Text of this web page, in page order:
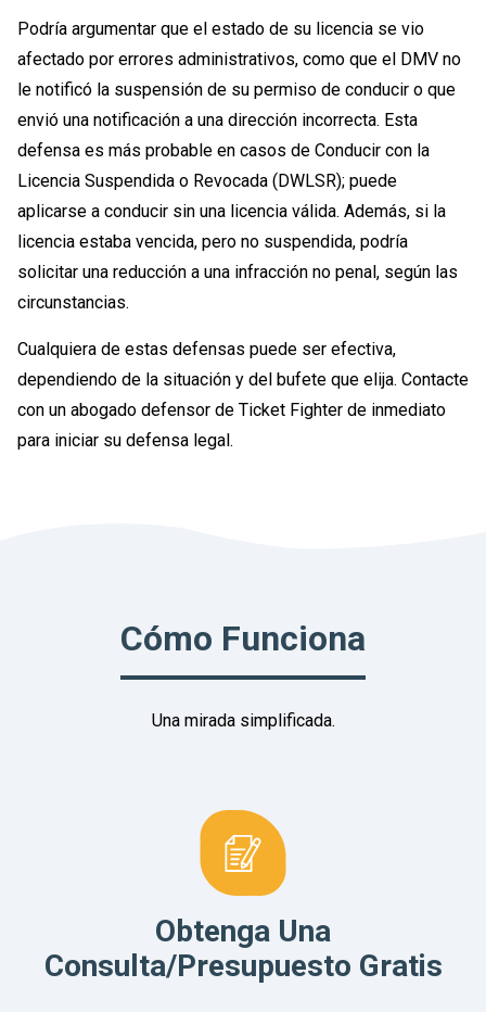
Podría argumentar que el estado de su licencia se vio
afectado por errores administrativos, como que el DMV no
le notificó la suspensión de su permiso de conducir o que
envió una notificación a una dirección incorrecta. Esta
defensa es más probable en casos de Conducir con la
Licencia Suspendida o Revocada (DWLSR); puede
aplicarse a conducir sin una licencia válida. Además, si la
licencia estaba vencida, pero no suspendida, podría
solicitar una reducción a una infracción no penal, según las
circunstancias.
Cualquiera de estas defensas puede ser efectiva,
dependiendo de la situación y del bufete que elija. Contacte
con un abogado defensor de Ticket Fighter de inmediato
para iniciar su defensa legal.
Cómo Funciona
Una mirada simplificada.
Obtenga Una
Consulta/presupuesto Gratis